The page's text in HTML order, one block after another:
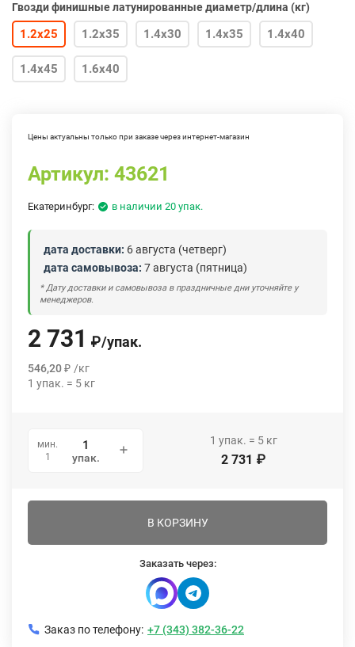
Гвозди финишные латунированные диаметр/длина (кг)
1.2х25 1.2х35 1.4х30 1.4х35 1.4х40
1.4х45 1.6х40
Цены актуальны только при заказе через интернет-магазин
Артикул: 43621
Екатеринбург: в наличии 20 упак.
дата доставки: 6 августа (четверг)
дата самовывоза: 7 августа (пятница)
* Дату доставки и самовывоза в праздничные дни уточняйте у
менеджеров.
2 731 ₽/упак.
546,20₽ /кг
1 упак. = 5 кг
мин.
1
упак.
1 упак. = 5 кг
2 731 ₽
В КОРЗИНУ
Заказать через:
Заказ по телефону: +7 (343) 382-36-22